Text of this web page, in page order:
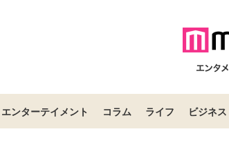
エンターテイメント コラム ライフ ビジネス